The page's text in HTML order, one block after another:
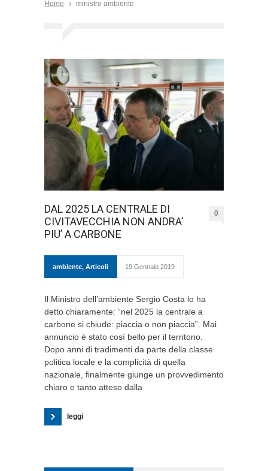
Home ministro ambiente
DAL 2025 LA CENTRALE DI
CIVITAVECCHIA NON ANDRA’
PIU’ A CARBONE
0
ambiente, Articoli 19 Gennaio 2019
Il Ministro dell’ambiente Sergio Costa lo ha
detto chiaramente: “nel 2025 la centrale a
carbone si chiude: piaccia o non piaccia”. Mai
annuncio è stato così bello per il territorio.
Dopo anni di tradimenti da parte della classe
politica locale e la complicità di quella
nazionale, finalmente giunge un provvedimento
chiaro e tanto atteso dalla
leggi